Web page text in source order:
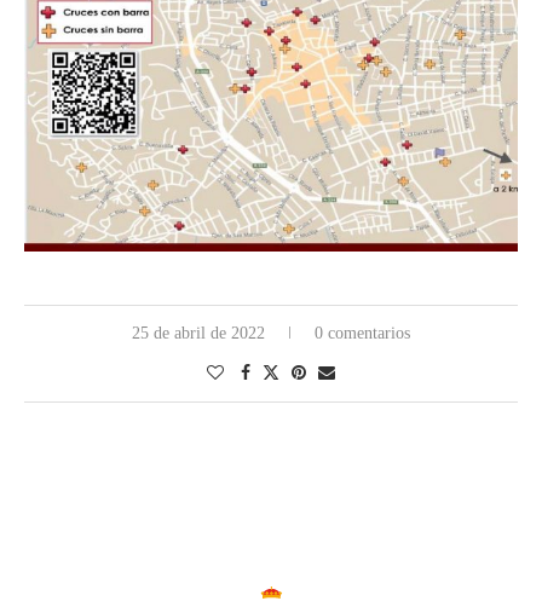
25 de abril de 2022 0 comentarios